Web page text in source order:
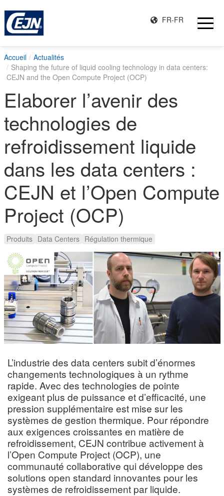
FR-FR
Accueil
Actualités
Shaping the future of liquid cooling technology in data centers:
CEJN and the Open Compute Project (OCP)
Elaborer l’avenir des
technologies de
refroidissement liquide
dans les data centers :
CEJN et l’Open Compute
Project (OCP)
Produits Data Centers Régulation thermique
L’industrie des data centers subit d’énormes
changements technologiques à un rythme
rapide. Avec des technologies de pointe
exigeant plus de puissance et d’efficacité, une
pression supplémentaire est mise sur les
systèmes de gestion thermique. Pour répondre
aux exigences croissantes en matière de
refroidissement, CEJN contribue activement à
l’Open Compute Project (OCP), une
communauté collaborative qui développe des
solutions open standard innovantes pour les
systèmes de refroidissement par liquide.